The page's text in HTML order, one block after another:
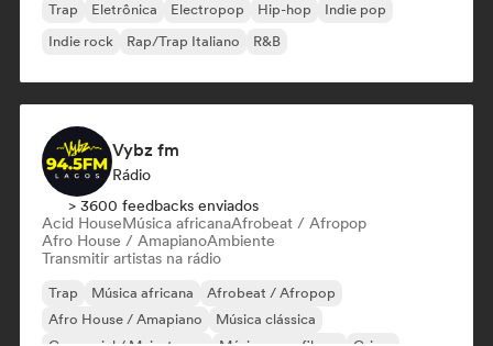
Trap Eletrônica Electropop Hip-hop
Indie pop
Indie rock
Rap/Trap Italiano R&B
Vybz fm
Rádio
> 3600 feedbacks enviados
Acid HouseMúsica africanaAfrobeat / Afropop
Afro House / AmapianoAmbiente
Transmitir artistas na rádio
Trap Música africana
Afrobeat / Afropop
Afro House / Amapiano
Música clássica